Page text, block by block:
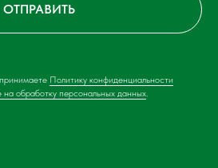
ОТПРАВИТЬ
Политику конфиденциальности
на обработку персональных данных.